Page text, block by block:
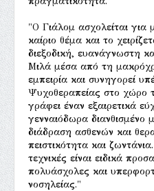
"Ο Γιάλομ ασχολείται
καίριο θέμα και το
διεξοδική, ευανάγνωστη
Μιλά μέσα από τη
εμπειρία και συνηγορεί
Ψυχοθεραπείας στο χώρο
γράφει έναν εξαιρετικά
γενναιόδωρα
διάδραση ασθενών και
πειστικότητα και
τεχνικές είναι ειδικά
πολυάσχολες και
νοσηλείας."